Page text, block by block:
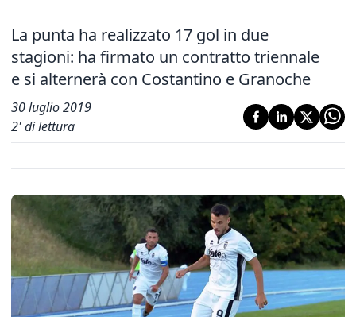
La punta ha realizzato 17 gol in due
stagioni: ha firmato un contratto triennale
e si alternerà con Costantino e Granoche
30 luglio 2019
2' di lettura